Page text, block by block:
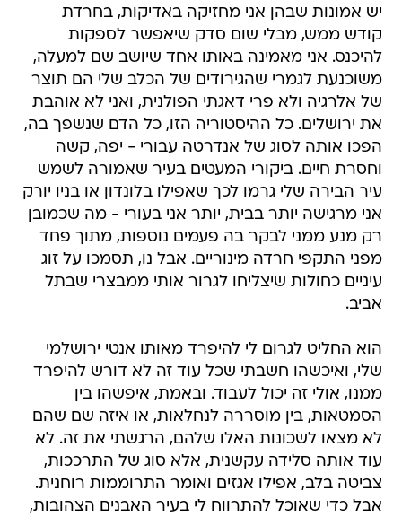
יש אמונות שבהן אני מחזיקה באדיקות, בחרדת
קודש ממש, מבלי שום סדק שיאפשר לספקות
להיכנס. אני מאמינה באותו אחד שיושב שם למעלה,
משוכנעת לגמרי שהגירודים של הכלב שלי הם תוצר
של אלרגיה ולא פרי דאגתי הפולנית, ואני לא אוהבת
את ירושלים. כל ההיסטוריה הזו, כל הדם שנשפך בה,
הפכו אותה לסוג של אנדרטה עבורי - יפה, קשה
וחסרת חיים. ביקורי המעטים בעיר שאמורה לשמש
עיר הבירה שלי גרמו לכך שאפילו בלונדון או בניו יורק
אני מרגישה יותר בבית, יותר אני בעורי - מה שכמובן
רק מנע ממני לבקר בה פעמים נוספות, מתוך פחד
מפני התקפי חרדה מינוריים. אבל נו, תסמכו על זוג
עיניים כחולות שיצליחו לגרור אותי ממבצרי שבתל
אביב.
הוא החליט לגרום לי להיפרד מאותו אנטי ירושלמי
שלי, ואיכשהו חשבתי שכל עוד זה לא דורש להיפרד
ממנו, אולי זה יכול לעבוד. ובאמת, איפשהו בין
הסמטאות, בין מוסררה לנחלאות, או איזה שם שהם
לא מצאו לשכונות האלו שלהם, הרגשתי את זה. לא
עוד אותה סלידה עקשנית, אלא סוג של התרככות,
צביטה בלב, אפילו אגזים ואומר התרוממות רוחנית.
אבל כדי שאוכל להתרווח לי בעיר האבנים הצהובות,